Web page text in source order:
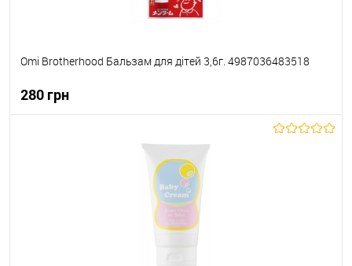
Omi Brotherhood Бальзам для дітей 3,6г. 4987036483518
280 грн